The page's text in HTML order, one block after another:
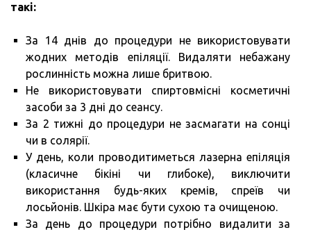
такі:
За 14 днів до процедури не використовувати
жодних методів епіляції. Видаляти небажану
рослинність можна лише бритвою.
Не використовувати спиртовмісні косметичні
засоби за 3 дні до сеансу.
За 2 тижні до процедури не засмагати на сонці
чи в солярії.
У день, коли проводитиметься лазерна епіляція
(класичне бікіні чи глибоке), виключити
використання будь-яких кремів, спреїв чи
лосьйонів. Шкіра має бути сухою та очищеною.
За день до процедури потрібно видалити за